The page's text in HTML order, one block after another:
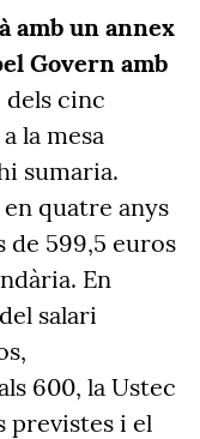
amb un annex
Govern amb
dels cinc
la mesa
sumaria.
quatre anys
de 599,5 euros
En
salari
600, la Ustec
previstes i el